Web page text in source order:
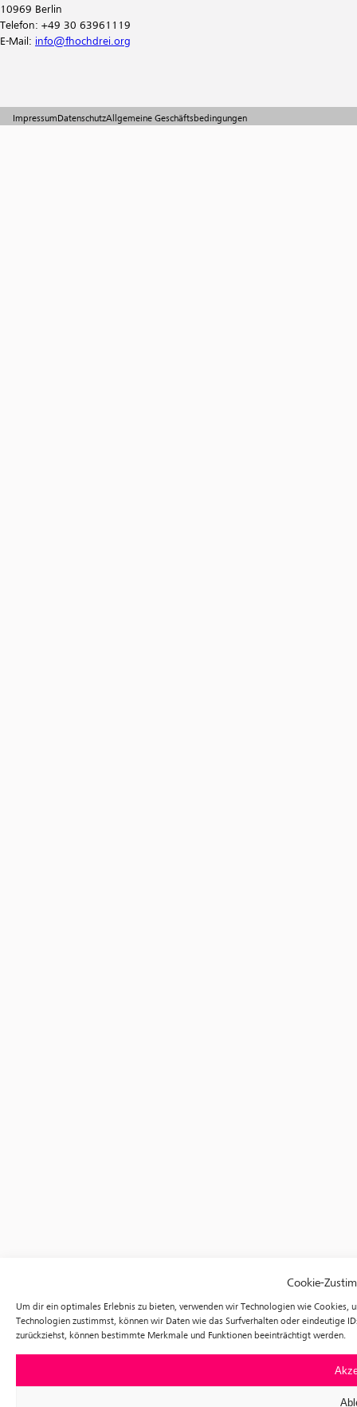
Cookie-
Um dir ein optimales Erlebnis zu bieten, verwenden wir Technologien wie
Technologien zustimmst, können wir Daten wie das Surfverhalten oder eindeutige
zurückziehst, können bestimmte Merkmale und Funktionen beeinträchtigt werden.
10969 Berlin
Telefon: +49 30 63961119
E-Mail: info@fhochdrei.org
ImpressumDatenschutzAllgemeine Geschäftsbedingungen